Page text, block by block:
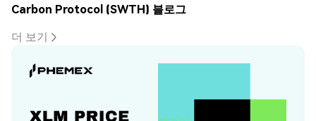
Carbon Protocol (SWTH) 블로그
더 보기